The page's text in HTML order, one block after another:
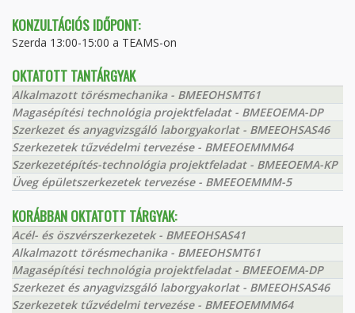
KONZULTÁCIÓS IDŐPONT:
Szerda 13:00-15:00 a TEAMS-on
OKTATOTT TANTÁRGYAK
Alkalmazott törésmechanika - BMEEOHSMT61
Magasépítési technológia projektfeladat - BMEEOEMA-DP
Szerkezet és anyagvizsgáló laborgyakorlat - BMEEOHSAS46
Szerkezetek tűzvédelmi tervezése - BMEEOEMMM64
Szerkezetépítés-technológia projektfeladat - BMEEOEMA-KP
Üveg épületszerkezetek tervezése - BMEEOEMMM-5
KORÁBBAN OKTATOTT TÁRGYAK:
Acél- és öszvérszerkezetek - BMEEOHSAS41
Alkalmazott törésmechanika - BMEEOHSMT61
Magasépítési technológia projektfeladat - BMEEOEMA-DP
Szerkezet és anyagvizsgáló laborgyakorlat - BMEEOHSAS46
Szerkezetek tűzvédelmi tervezése - BMEEOEMMM64